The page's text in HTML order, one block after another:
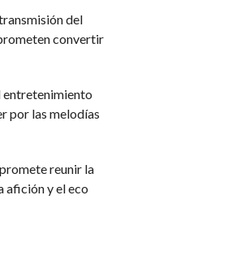
del
convertir
entretenimiento
por las melodías
reunir la
afición y el eco